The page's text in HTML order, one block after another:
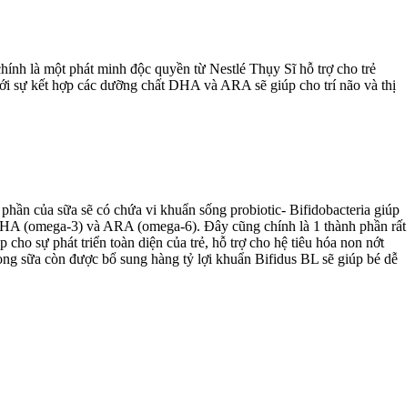
là một phát minh độc quyền từ Nestlé Thụy Sĩ hỗ trợ cho trẻ
sự kết hợp các dưỡng chất DHA và ARA sẽ giúp cho trí não và thị
của sữa sẽ có chứa vi khuẩn sống probiotic- Bifidobacteria giúp
(omega-3) và ARA (omega-6). Đây cũng chính là 1 thành phần rất
sự phát triển toàn diện của trẻ, hỗ trợ cho hệ tiêu hóa non nớt
sữa còn được bổ sung hàng tỷ lợi khuẩn Bifidus BL sẽ giúp bé dễ